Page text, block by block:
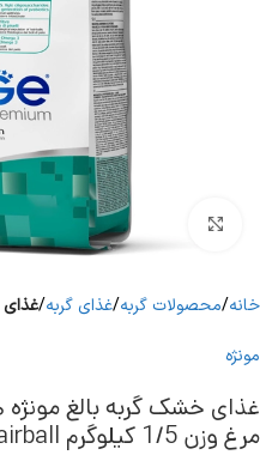
برای بزرگنمایی کلیک کنید
خانه محصولات گربه غذای گربه غذای
مونژه
غذای خشک گربه بالغ
مرغ وزن 1/5 کیلوگرم Monge Hairball